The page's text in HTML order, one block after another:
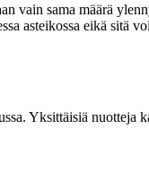
vain sama määrä
asteikossa eikä sitä
Yksittäisiä nuotteja